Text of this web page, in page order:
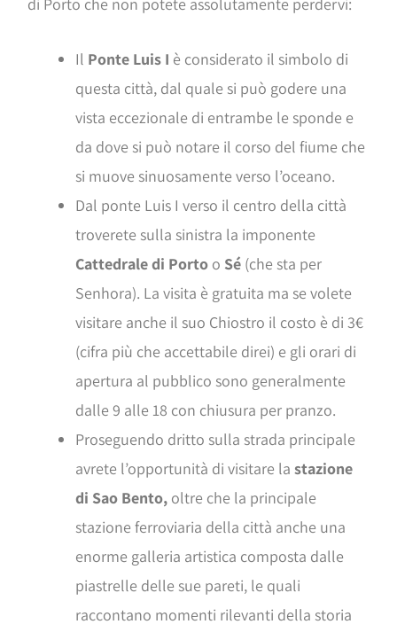
Il Ponte Luis I è considerato il simbolo di
questa città, dal quale si può godere una
vista eccezionale di entrambe le sponde e
da dove si può notare il corso del fiume che
si muove sinuosamente verso l’oceano.
Dal ponte Luis I verso il centro della città
troverete sulla sinistra la imponente
Cattedrale di Porto o Sé (che sta per
Senhora). La visita è gratuita ma se volete
visitare anche il suo Chiostro il costo è di 3€
(cifra più che accettabile direi) e gli orari di
apertura al pubblico sono generalmente
dalle 9 alle 18 con chiusura per pranzo.
Proseguendo dritto sulla strada principale
avrete l’opportunità di visitare lastazione
di Sao Bento, oltre che la principale
stazione ferroviaria della città anche una
enorme galleria artistica composta dalle
piastrelle delle sue pareti, le quali
raccontano momenti rilevanti della storia